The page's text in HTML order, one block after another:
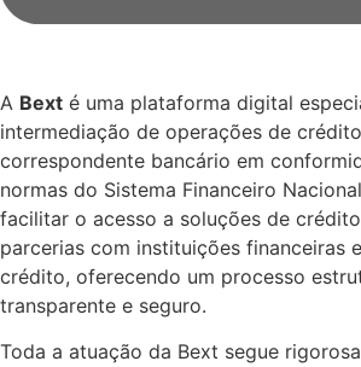
A Bext é uma plataforma digital
intermediação de operações de
correspondente bancário em
normas do Sistema Financeiro
facilitar o acesso a soluções de
parcerias com instituições financeiras
crédito, oferecendo um processo
transparente e seguro.
Toda a atuação da Bext segue